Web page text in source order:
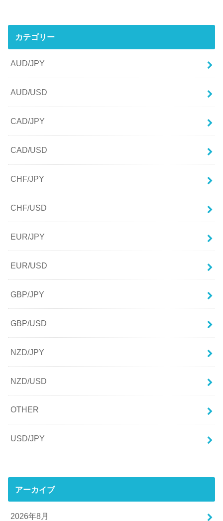
カテゴリー
AUD/JPY
AUD/USD
CAD/JPY
CAD/USD
CHF/JPY
CHF/USD
EUR/JPY
EUR/USD
GBP/JPY
GBP/USD
NZD/JPY
NZD/USD
OTHER
USD/JPY
アーカイブ
2026年8月